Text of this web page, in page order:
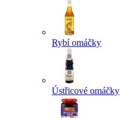
Rybí omáčky
Ústřicové omáčky